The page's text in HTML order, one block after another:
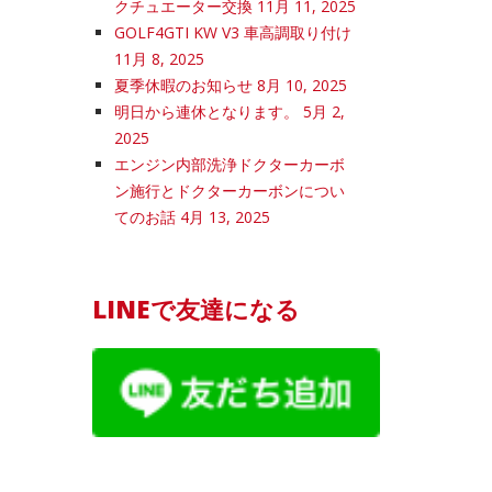
クチュエーター交換 11月 11, 2025
GOLF4GTI KW V3 車高調取り付け
11月 8, 2025
夏季休暇のお知らせ 8月 10, 2025
明日から連休となります。
5月 2,
2025
エンジン内部洗浄ドクターカーボ
ン施行とドクターカーボンについ
てのお話 4月 13, 2025
LINEで友達になる